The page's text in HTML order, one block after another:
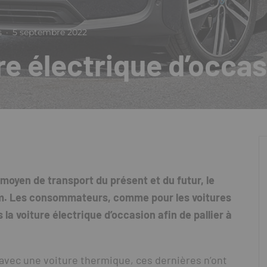
· 5 septembre 2022
électrique
de transport du présent et du futur, le
Les consommateurs, comme pour les voitures
voiture électrique d’occasion afin de pallier à
une voiture thermique, ces dernières n’ont